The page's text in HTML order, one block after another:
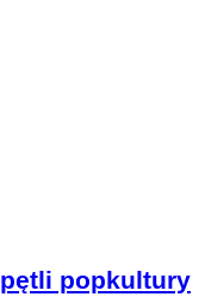
popkultury